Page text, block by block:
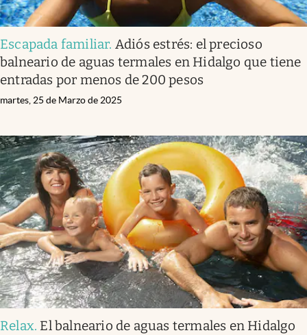
Escapada familiar. Adiós estrés: el precioso
balneario de aguas termales en Hidalgo que tiene
entradas por menos de 200 pesos
martes, 25 de Marzo de 2025
Relax. El balneario de aguas termales en Hidalgo